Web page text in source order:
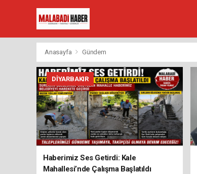
Anasayfa Gündem
DIYARBAKIR
Haberimiz Ses Getirdi: Kale
Mahallesi’nde Çalışma Başlatıldı